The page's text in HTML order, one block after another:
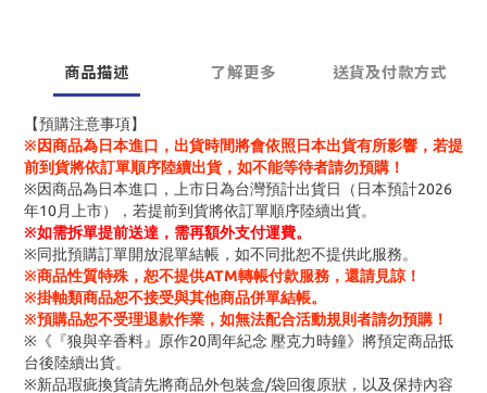
商品描述 了解更多 送貨及付款方式
【預購注意事項】
※因商品為日本進口，出貨時間將會依照日本出貨有所影響，若提
前到貨將依訂單順序陸續出貨，如不能等待者請勿預購！
※因商品為日本進口，上市日為台灣預計出貨日（日本預計2026
年10月上市），若提前到貨將依訂單順序陸續出貨。
※如需拆單提前送達，需再額外支付運費。
※同批預購訂單開放混單結帳，如不同批恕不提供此服務。
※商品性質特殊，恕不提供ATM轉帳付款服務，還請見諒！
※掛軸類商品恕不接受與其他商品併單結帳。
※預購品恕不受理退款作業，如無法配合活動規則者請勿預購！
※《『狼與辛香料』原作20周年紀念 壓克力時鐘》將預定商品抵
台後陸續出貨。
※新品瑕疵換貨請先將商品外包裝盒/袋回復原狀，以及保持內容